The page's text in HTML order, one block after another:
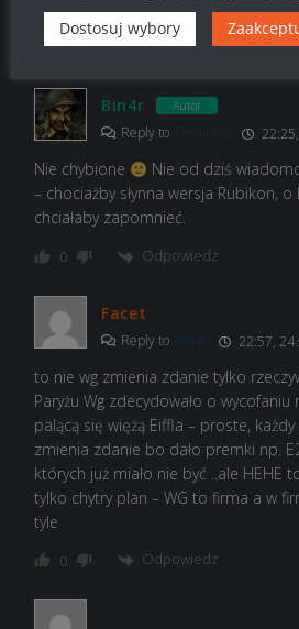
raz wasze „przecieki” były chybione,
Odpowiedz
Bin4r Autor
Reply to Proximus
Nie chybione
Nie od dziś
– chociażby słynna wersja Rubikon,
chciałaby zapomnieć.
0 Odpowiedz
Facet
Reply to Bin4r 22:57,
to nie wg zmienia zdanie tylko
Paryżu Wg zdecydowało o
palącą się więżą Eiffla – proste,
zmienia zdanie bo dało premki np.
których już miało nie być ..ale HEHE
tylko chytry plan – WG to firma a w
tyle
0 Odpowiedz
Dostosuj wybory